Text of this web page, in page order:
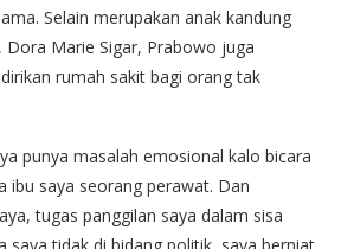
Selain merupakan anak kandung
Marie Sigar, Prabowo juga
rumah sakit bagi orang tak
punya masalah emosional kalo bicara
ibu saya seorang perawat. Dan
tugas panggilan saya dalam sisa
saya tidak di bidang politik, saya berniat